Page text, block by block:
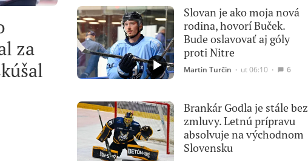
za
Slovan je ako moja nová
rodina, hovorí Buček.
Bude oslavovať aj góly
proti Nitre
Martin Turčin ∙ ut 06:10 ∙ 6
Brankár Godla je stále bez
zmluvy. Letnú prípravu
absolvuje na východnom
Slovensku